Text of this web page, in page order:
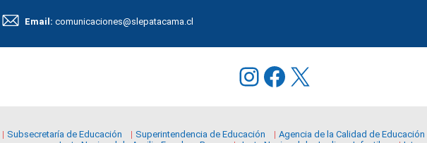
Email: comunicaciones@slepatacama.cl
Instagram
Facebook
X
Subsecretaría de Educación Superintendencia de Educación Agencia de la Calidad de Educación